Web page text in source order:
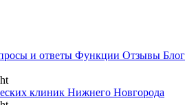
и ответы Функции Отзывы Блог
клиник Нижнего Новгорода